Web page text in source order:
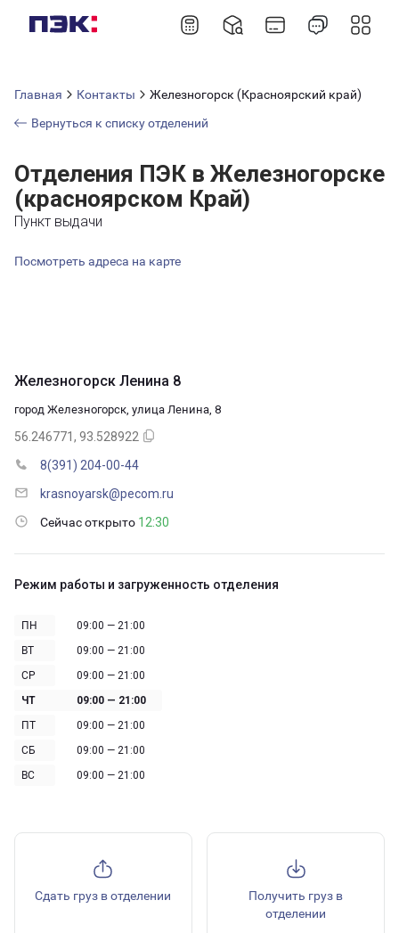
Главная Контакты
Железногорск (Красноярский край)
Вернуться к списку отделений
Отделения ПЭК в Железногорске
(красноярском Край)
Пункт выдачи
Посмотреть адреса на карте
Железногорск Ленина 8
город Железногорск, улица Ленина, 8
56.246771, 93.528922
8(391) 204-00-44
krasnoyarsk@pecom.ru
Сейчас открыто 12:30
Режим работы и загруженность отделения
ПН
09:00 — 21:00
ВТ
09:00 — 21:00
СР
09:00 — 21:00
ЧТ
09:00 — 21:00
ПТ
09:00 — 21:00
СБ
09:00 — 21:00
ВС
09:00 — 21:00
Сдать груз в отделении
Получить груз в
отделении